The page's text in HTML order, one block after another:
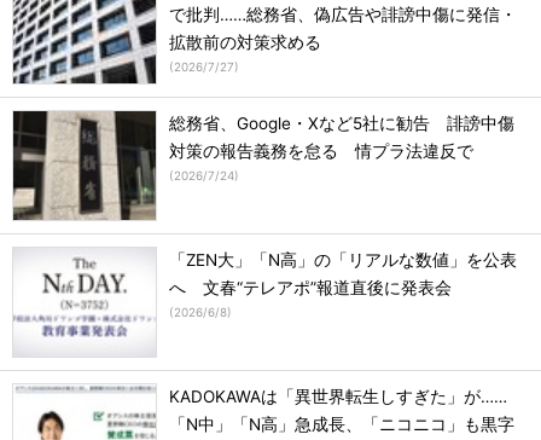
で批判……総務省、偽広告や誹謗中傷に発信・
拡散前の対策求める
(2026/7/27)
総務省、Google・Xなど5社に勧告 誹謗中傷
対策の報告義務を怠る 情プラ法違反で
(2026/7/24)
「ZEN大」「N高」の「リアルな数値」を公表
へ 文春“テレアポ”報道直後に発表会
(2026/6/8)
KADOKAWAは「異世界転生しすぎた」が……
「N中」「N高」急成長、「ニコニコ」も黒字